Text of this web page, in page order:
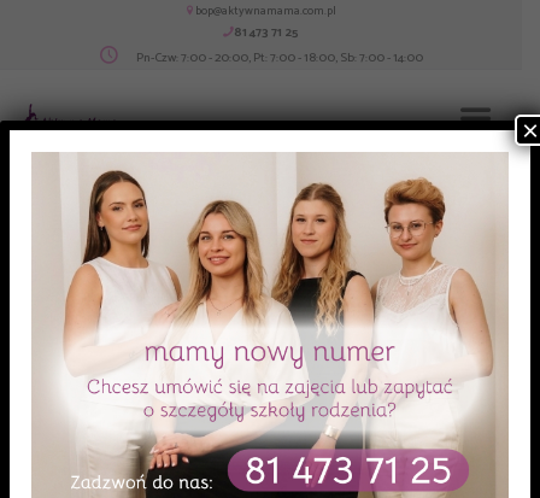
bop@aktywnamama.com.pl
81 473 71 25
Pn-Czw: 7:00 - 20:00, Pt: 7:00 - 18:00, Sb: 7:00 - 14:00
Oferta Joga dla kobiet w ciąży
Joga dla kobiet w ciąży
Joga w ciąży to zajęcia dla przyszłych mam, które chcą świadomie przygotować
się do porodu i spotkania z małym człowiekiem.
W trakcie zajęć poznasz:
Praktyki oddechowe, który pomogą Ci w czasie porodu.
×